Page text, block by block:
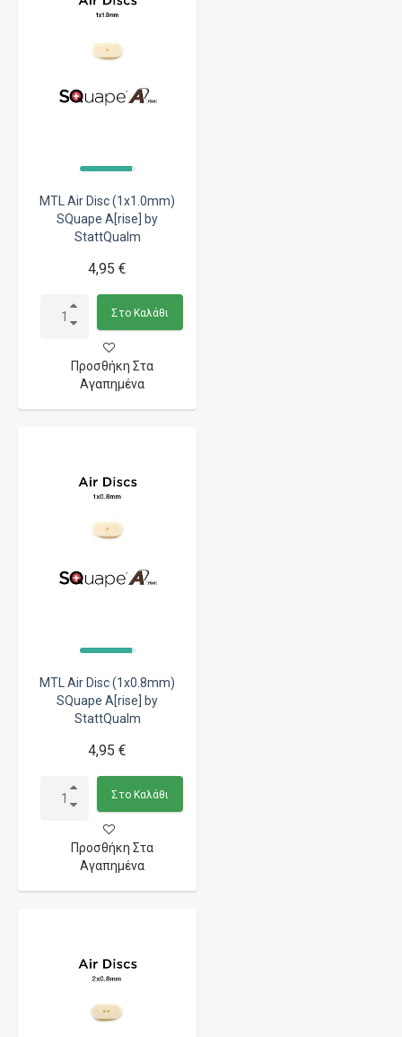
MTL Air Disc (1x1.0mm)
SQuape A[rise] by
StattQualm
4,95 €
Στο Καλάθι
Προσθήκη Στα
Αγαπημένα
MTL Air Disc (1x0.8mm)
SQuape A[rise] by
StattQualm
4,95 €
Στο Καλάθι
Προσθήκη Στα
Αγαπημένα